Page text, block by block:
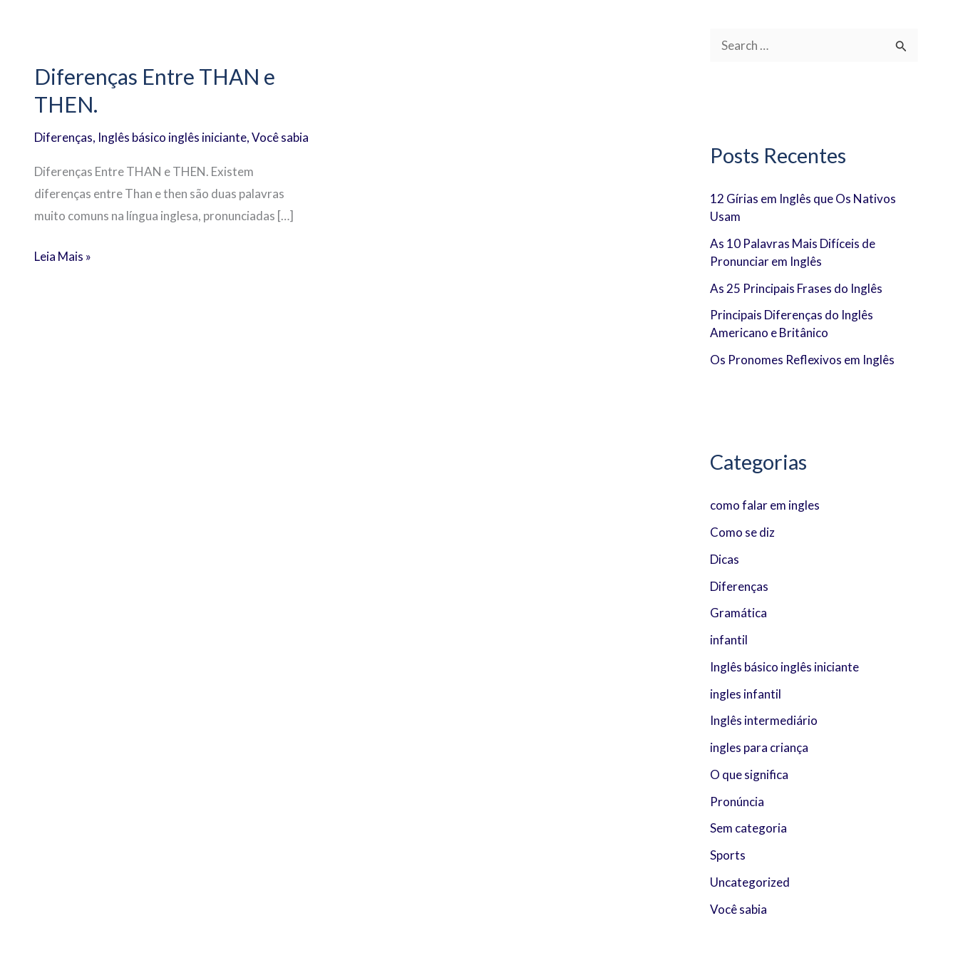
Diferenças Entre THAN e
THEN.
Diferenças, Inglês básico inglês iniciante,Você sabia
Diferenças Entre THAN e THEN. Existem
diferenças entre Than e then são duas palavras
muito comuns na língua inglesa, pronunciadas […]
THAN
e
Leia Mais »
u
s
a
r
p
o
r
:
Posts Recentes
12 Gírias em Inglês que Os Nativos
Usam
As 10 Palavras Mais Difíceis de
Pronunciar em Inglês
As 25 Principais Frases do Inglês
Principais Diferenças do Inglês
Americano e Britânico
Os Pronomes Reflexivos em Inglês
Categorias
como falar em ingles
Como se diz
Dicas
Diferenças
Gramática
infantil
Inglês básico inglês iniciante
ingles infantil
Inglês intermediário
ingles para criança
O que significa
Pronúncia
Sem categoria
Sports
Uncategorized
Você sabia